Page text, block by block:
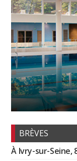
BRÈVES
À Ivry-sur-Seine,